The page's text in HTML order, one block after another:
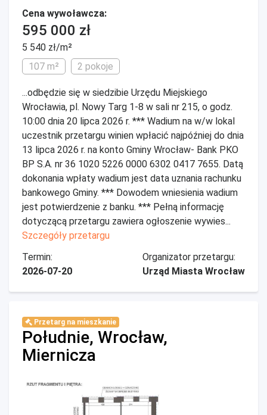
Cena wywoławcza:
595 000 zł
5 540 zł/m²
107 m²
2 pokoje
...odbędzie się w siedzibie Urzędu Miejskiego
Wrocławia, pl. Nowy Targ 1-8 w sali nr 215, o godz.
10:00 dnia 20 lipca 2026 r. *** Wadium na w/w lokal
uczestnik przetargu winien wpłacić najpóźniej do dnia
13 lipca 2026 r. na konto Gminy Wrocław- Bank PKO
BP S.A. nr 36 1020 5226 0000 6302 0417 7655. Datą
dokonania wpłaty wadium jest data uznania rachunku
bankowego Gminy. *** Dowodem wniesienia wadium
jest potwierdzenie z banku. *** Pełną informację
dotyczącą przetargu zawiera ogłoszenie wywies...
Szczegóły przetargu
Termin:
2026-07-20
Organizator przetargu:
Urząd Miasta Wrocław
Przetarg na mieszkanie
Południe, Wrocław,
Miernicza